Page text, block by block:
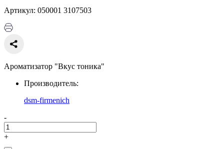
Артикул: 050001 3107503
Ароматизатор "Вкус тоника"
Производитель:
dsm-firmenich
-
+